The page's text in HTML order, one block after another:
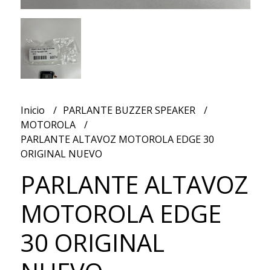
Inicio
PARLANTE BUZZER SPEAKER
MOTOROLA
PARLANTE ALTAVOZ MOTOROLA EDGE 30
ORIGINAL NUEVO
PARLANTE ALTAVOZ
MOTOROLA EDGE
30 ORIGINAL